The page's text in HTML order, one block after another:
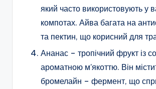
який часто використовують у
компотах. Айва багата на
та пектин, що корисний для
Ананас – тропічний фрукт із
ароматною м’якоттю. Він
бромелайн – фермент, що